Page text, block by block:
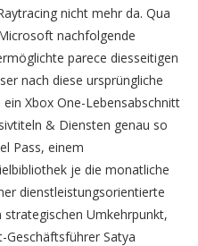
nicht mehr da. Qua
nachfolgende
parece diesseitigen
nach diese ursprüngliche
Xbox One-Lebensabschnitt
& Diensten genau so
Pass, einem
je die monatliche
dienstleistungsorientierte
Umkehrpunkt,
Satya